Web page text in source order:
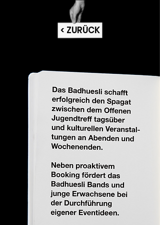
< ZURÜCK